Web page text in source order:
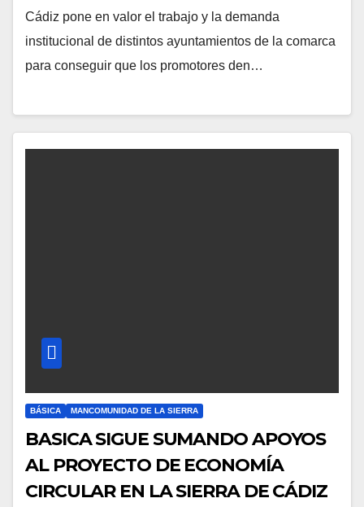
Cádiz pone en valor el trabajo y la demanda
institucional de distintos ayuntamientos de la comarca
para conseguir que los promotores den…
BÁSICA MANCOMUNIDAD DE LA SIERRA
BASICA SIGUE SUMANDO APOYOS
AL PROYECTO DE ECONOMÍA
CIRCULAR EN LA SIERRA DE CÁDIZ